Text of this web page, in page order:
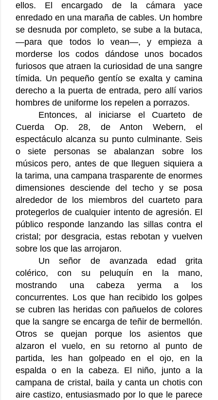
ellos. El encargado de la cámara yace
enredado en una maraña de cables. Un hombre
se desnuda por completo, se sube a la butaca,
—para que todos lo vean—, y empieza a
morderse los codos dándose unos bocados
furiosos que atraen la curiosidad de una sangre
tímida. Un pequeño gentío se exalta y camina
derecho a la puerta de entrada, pero allí varios
hombres de uniforme los repelen a porrazos.
Entonces, al iniciarse el Cuarteto de
Cuerda Op. 28, de Anton Webern, el
espectáculo alcanza su punto culminante. Seis
o siete personas se abalanzan sobre los
músicos pero, antes de que lleguen siquiera a
la tarima, una campana trasparente de enormes
dimensiones desciende del techo y se posa
alrededor de los miembros del cuarteto para
protegerlos de cualquier intento de agresión. El
público responde lanzando las sillas contra el
cristal; por desgracia, estas rebotan y vuelven
sobre los que las arrojaron.
Un señor de avanzada edad grita
colérico, con su peluquín en la mano,
mostrando una cabeza yerma a los
concurrentes. Los que han recibido los golpes
se cubren las heridas con pañuelos de colores
que la sangre se encarga de teñir de bermellón.
Otros se quejan porque los asientos que
alzaron el vuelo, en su retorno al punto de
partida, les han golpeado en el ojo, en la
espalda o en la cabeza. El niño, junto a la
campana de cristal, baila y canta un chotis con
aire castizo, entusiasmado por lo que le parece